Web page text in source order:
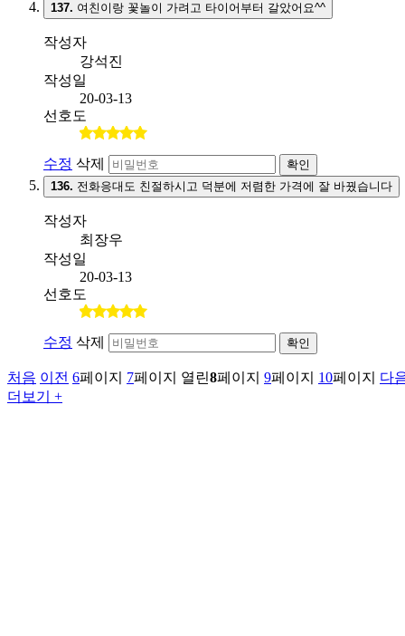
137. 여친이랑 꽃놀이 가려고 타이어부터 갈았어요^^
작성자
강석진
작성일
20-03-13
선호도
수정 삭제
확인
136. 전화응대도 친절하시고 덕분에 저렴한 가격에 잘 바꿨습니다
작성자
최장우
작성일
20-03-13
선호도
수정 삭제 확인
처음 이전 6페이지 7페이지 열린8페이지 9페이지 10페이지
다
더보기 +